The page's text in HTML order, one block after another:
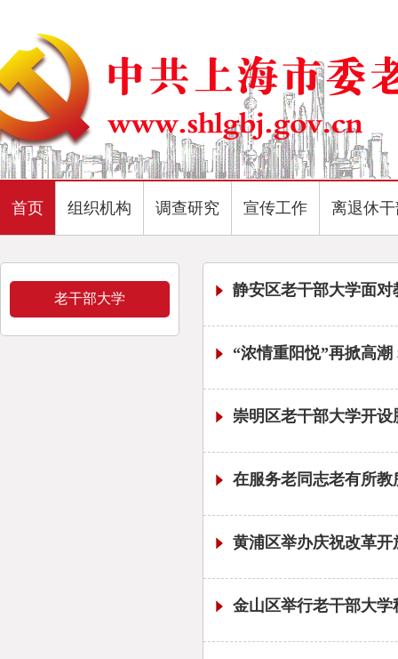
首页 组织机构 调查研究 宣传工作 离退休
老干部大学 静安区老干部大学面
“浓情重阳悦”再掀高
崇明区老干部大学开
在服务老同志老有所
黄浦区举办庆祝改革
金山区举行老干部大